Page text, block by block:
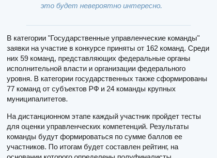
это будет невероятно интересно.
В категории "Государственные управленческие команды"
заявки на участие в конкурсе приняты от 162 команд. Среди
них 59 команд, представляющих федеральные органы
исполнительной власти и организации федерального
уровня. В категории государственных также сформированы
77 команд от субъектов РФ и 24 команды крупных
муниципалитетов.
На дистанционном этапе каждый участник пройдет тесты
для оценки управленческих компетенций. Результаты
команды будут формироваться по сумме баллов ее
участников. По итогам будет составлен рейтинг, на